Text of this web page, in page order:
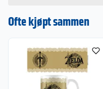
en omtale.
Ofte kjøpt sammen